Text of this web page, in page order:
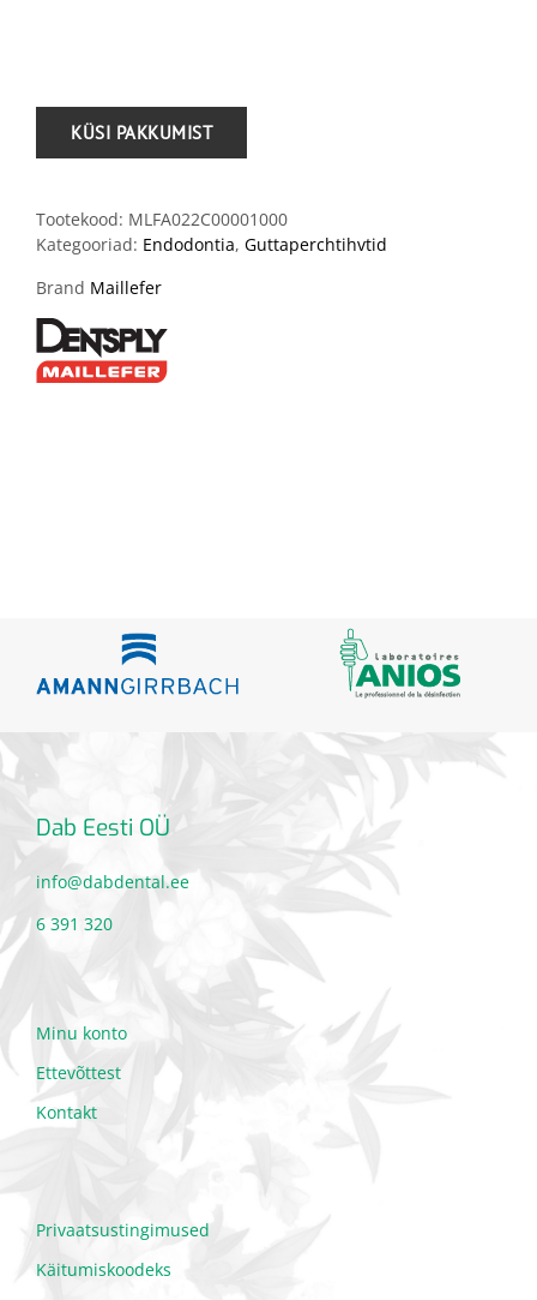
Tootekood: MLFA022C00001000
Kategooriad: Endodontia, Guttaperchtihvtid
Brand Maillefer
Dab Eesti OÜ
info@dabdental.ee
6 391 320
Minu konto
Ettevõttest
Kontakt
Privaatsustingimused
Käitumiskoodeks